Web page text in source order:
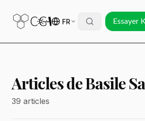
FR Essayer
Articles de Basile
39 articles